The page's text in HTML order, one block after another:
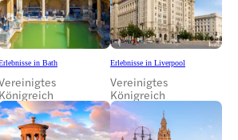
in Bath
Königreich
Erlebnisse in Liverpool
Vereinigtes
Königreich